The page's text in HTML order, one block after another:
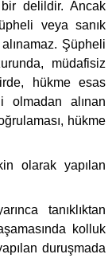
delildir. Ancak
veya sanık
Şüpheli
müdafisiz
hükme esas
olmadan alınan
hükme
olarak yapılan
tanıklıktan
kolluk
duruşmada